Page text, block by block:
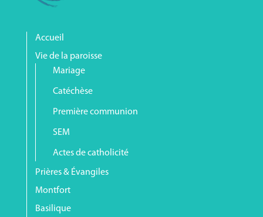
Accueil
Vie de la paroisse
Mariage
Catéchèse
Première communion
SEM
Actes de catholicité
Prières & Évangiles
Montfort
Basilique